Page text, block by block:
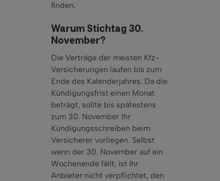
finden.
Warum Stichtag 30.
November?
Die Verträge der meisten Kfz-
Versicherungen laufen bis zum
Ende des Kalenderjahres. Da die
Kündigungsfrist einen Monat
beträgt, sollte bis spätestens
zum 30. November Ihr
Kündigungsschreiben beim
Versicherer vorliegen. Selbst
wenn der 30. November auf ein
Wochenende fällt, ist Ihr
Anbieter nicht verpflichtet, den